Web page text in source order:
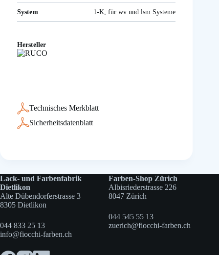
System 1-K, für wv und lsm Systeme
Hersteller
Technisches Merkblatt
Sicherheitsdatenblatt
Lack- und Farbenfabrik
Dietlikon
Alte Dübendorferstrasse 3
8305 Dietlikon
044 833 25 13
info@fiocchi-farben.ch
Farben-Shop Zürich
Albisriederstrasse 226
8047 Zürich
044 545 55 13
zuerich@fiocchi-farben.ch